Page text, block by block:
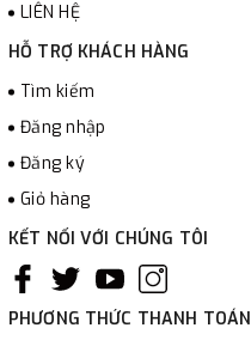
LIÊN HỆ
HỖ TRỢ KHÁCH HÀNG
Tìm kiếm
Đăng nhập
Đăng ký
Giỏ hàng
KẾT NỐI VỚI CHÚNG TÔI
PHƯƠNG THỨC THANH TOÁN